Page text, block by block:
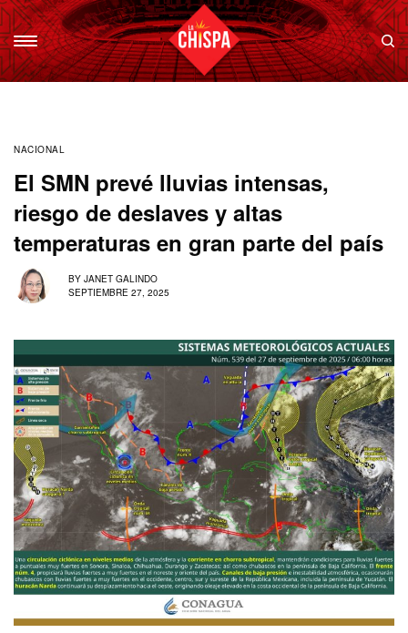
NACIONAL
El SMN prevé lluvias intensas,
riesgo de deslaves y altas
temperaturas en gran parte del país
BY JANET GALINDO
SEPTIEMBRE 27, 2025